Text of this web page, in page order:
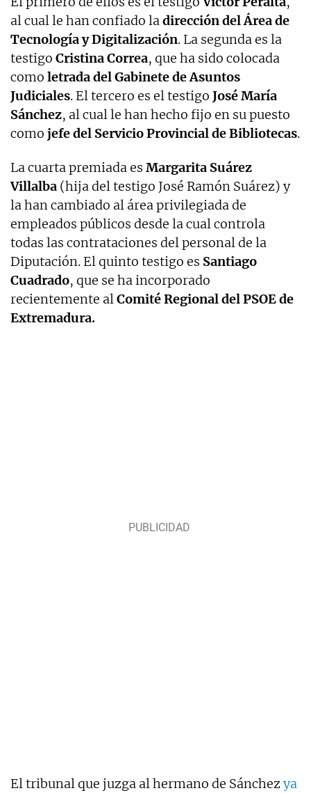
al cual le han confiado ladirección del Área de
Tecnología y Digitalización. La segunda es la
testigo Cristina Correa, que ha sido colocada
como letrada del Gabinete de Asuntos
Judiciales. El tercero es el testigo José María
Sánchez, al cual le han hecho fijo en su puesto
como jefe del Servicio Provincial de Bibliotecas.
La cuarta premiada es Margarita Suárez
Villalba (hija del testigo José Ramón Suárez) y
la han cambiado al área privilegiada de
empleados públicos desde la cual controla
todas las contrataciones del personal de la
Diputación. El quinto testigo es Santiago
Cuadrado, que se ha incorporado
recientemente alComité Regional del PSOE de
Extremadura.
El tribunal que juzga al hermano de Sánchezya